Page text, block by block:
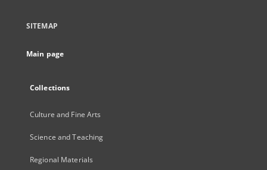
SITEMAP
Main page
Collections
Culture and Fine Arts
Science and Teaching
Regional Materials